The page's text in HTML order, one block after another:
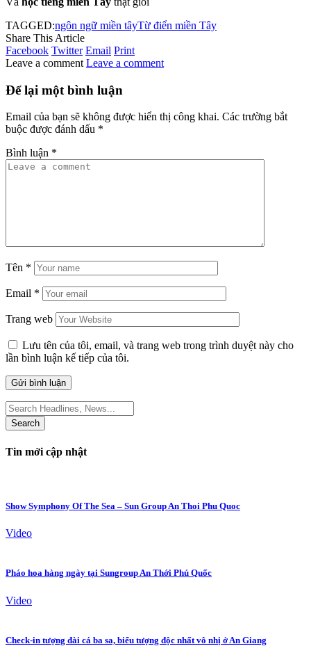
TAGGED:ngôn ngữ miền tâyTừ điển miền Tây
Share This Article
Facebook Twitter Email Print
Leave a comment Leave a comment
Để lại một bình luận
Email của bạn sẽ không được hiển thị công khai. Các trường bắt
buộc được đánh dấu *
Bình luận *
Tên *
Email *
Trang web
Lưu tên của tôi, email, và trang web trong trình duyệt này cho
lần bình luận kế tiếp của tôi.
Search
for:
Tin mới cập nhật
Show Symphony Of The Sea – Sun Group An Thoi Phu Quoc
Video
Pháo hoa hàng ngày tại Sungroup An Thới Phú Quốc
Video
Check-in tượng đài cá ba sa, biểu tượng độc nhất vô nhị ở An Giang